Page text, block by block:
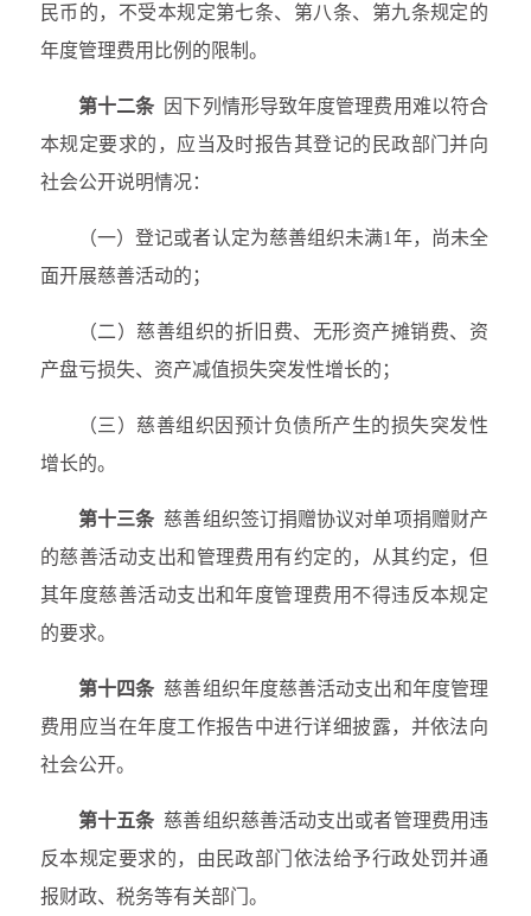
民币的，不受本规定第七条、第八条、第九条规定的
年度管理费用比例的限制。
第十二条 因下列情形导致年度管理费用难以符合
本规定要求的，应当及时报告其登记的民政部门并向
社会公开说明情况：
（一）登记或者认定为慈善组织未满1年，尚未全
面开展慈善活动的；
（二）慈善组织的折旧费、无形资产摊销费、资
产盘亏损失、资产减值损失突发性增长的；
（三）慈善组织因预计负债所产生的损失突发性
增长的。
第十三条 慈善组织签订捐赠协议对单项捐赠财产
的慈善活动支出和管理费用有约定的，从其约定，但
其年度慈善活动支出和年度管理费用不得违反本规定
的要求。
第十四条 慈善组织年度慈善活动支出和年度管理
费用应当在年度工作报告中进行详细披露，并依法向
社会公开。
第十五条 慈善组织慈善活动支出或者管理费用违
反本规定要求的，由民政部门依法给予行政处罚并通
报财政、税务等有关部门。